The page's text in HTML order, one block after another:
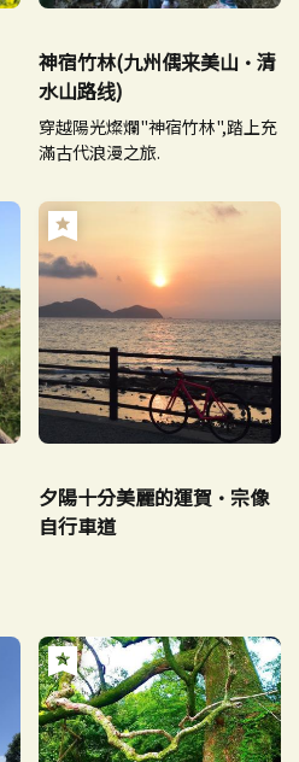
神宿竹林(九州偶来美山·清
水山路线)
穿越陽光燦爛"神宿竹林",踏上充
滿古代浪漫之旅.
夕陽十分美麗的運賀·宗像
自行車道